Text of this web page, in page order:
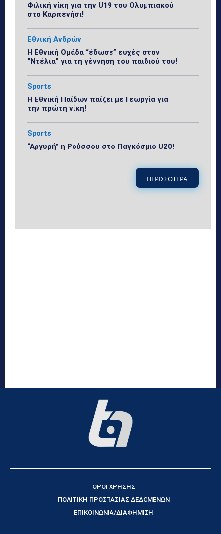
Φιλική νίκη για την U19 του Ολυμπιακού
στο Καρπενήσι!
Εθνική Ανδρών
Η Εθνική Ομάδα “έδωσε” ευχές στον
“Ντέλια” για τη γέννηση του παιδιού του!
Sports
Η Εθνική Παίδων παίζει με Γεωργία για
την πρώτη νίκη!
Sports
“Αργυρή” η Ρούσσου στο Παγκόσμιο U20!
ΠΕΡΙΣΣΟΤΕΡΑ
ΟΡΟΙ ΧΡΗΣΗΣ
ΠΟΛΙΤΙΚΗ ΠΡΟΣΤΑΣΙΑΣ ΔΕΔΟΜΕΝΩΝ
ΕΠΙΚΟΙΝΩΝΙΑ/ΔΙΑΦΗΜΙΣΗ